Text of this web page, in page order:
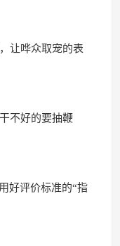
让哗众取宠的表
不好的要抽鞭
好评价标准的“指